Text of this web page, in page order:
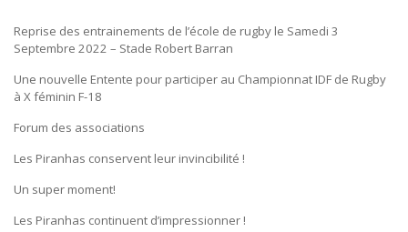
Reprise des entrainements de l’école de rugby le Samedi 3
Septembre 2022 – Stade Robert Barran
Une nouvelle Entente pour participer au Championnat IDF de Rugby
à X féminin F-18
Forum des associations
Les Piranhas conservent leur invincibilité !
Un super moment!
Les Piranhas continuent d’impressionner !